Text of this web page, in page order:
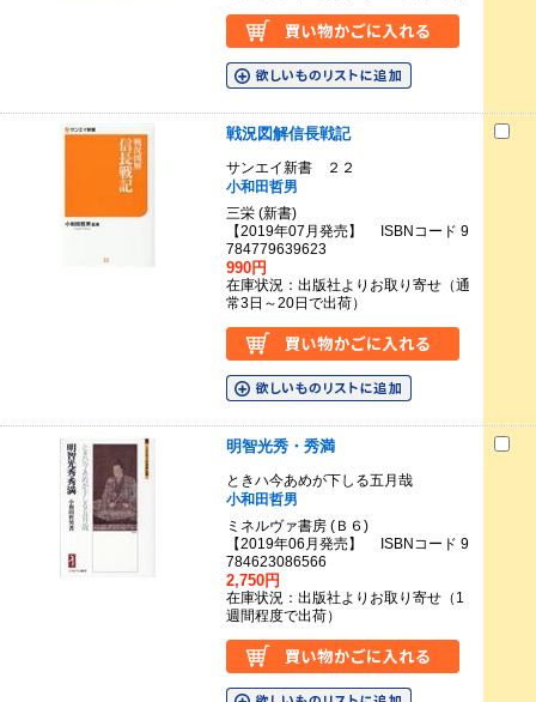
戦況図解信長戦記
サンエイ新書 ２２
小和田哲男
三栄 (新書)
【2019年07月発売】 ISBNコード 9
784779639623
990円
在庫状況：出版社よりお取り寄せ（通
常3日～20日で出荷）
明智光秀・秀満
ときハ今あめが下しる五月哉
小和田哲男
ミネルヴァ書房 (Ｂ６)
【2019年06月発売】 ISBNコード 9
784623086566
2,750円
在庫状況：出版社よりお取り寄せ（1
週間程度で出荷）